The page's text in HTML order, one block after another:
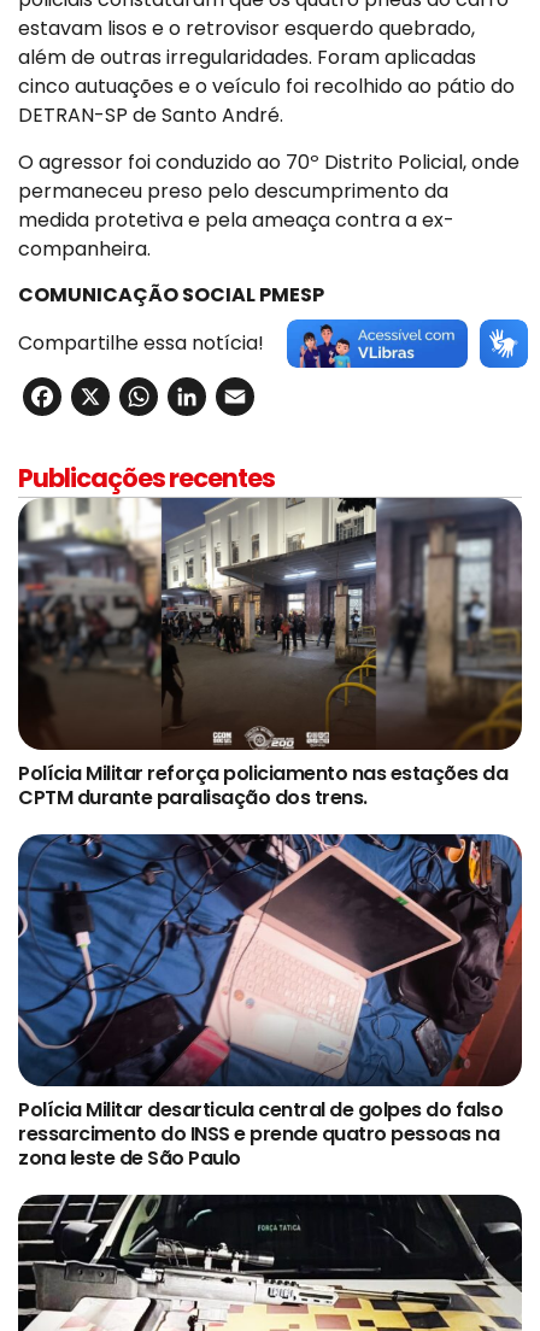
estavam lisos e o retrovisor esquerdo quebrado,
além de outras irregularidades. Foram aplicadas
cinco autuações e o veículo foi recolhido ao pátio do
DETRAN-SP de Santo André.
O agressor foi conduzido ao 70º Distrito Policial, onde
permaneceu preso pelo descumprimento da
medida protetiva e pela ameaça contra a ex-
companheira.
COMUNICAÇÃO SOCIAL PMESP
Compartilhe essa notícia!
Facebook
X WhatsApp
LinkedIn
Publicações recentes
Polícia Militar reforça policiamento nas estações da
CPTM durante paralisação dos trens.
Polícia Militar desarticula central de golpes do falso
ressarcimento do INSS e prende quatro pessoas na
zona leste de São Paulo